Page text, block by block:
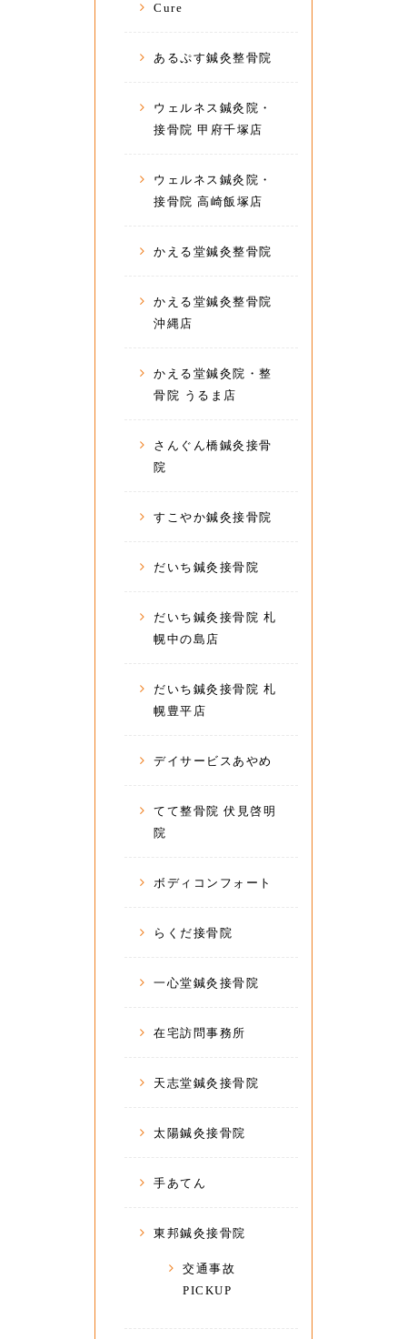
Cure
あるぷす鍼灸整骨院
ウェルネス鍼灸院・
接骨院 甲府千塚店
ウェルネス鍼灸院・
接骨院 高崎飯塚店
かえる堂鍼灸整骨院
かえる堂鍼灸整骨院
沖縄店
かえる堂鍼灸院・整
骨院 うるま店
さんぐん橋鍼灸接骨
院
すこやか鍼灸接骨院
だいち鍼灸接骨院
だいち鍼灸接骨院 札
幌中の島店
だいち鍼灸接骨院 札
幌豊平店
デイサービスあやめ
てて整骨院 伏見啓明
院
ボディコンフォート
らくだ接骨院
一心堂鍼灸接骨院
在宅訪問事務所
天志堂鍼灸接骨院
太陽鍼灸接骨院
手あてん
東邦鍼灸接骨院
交通事故
PICKUP